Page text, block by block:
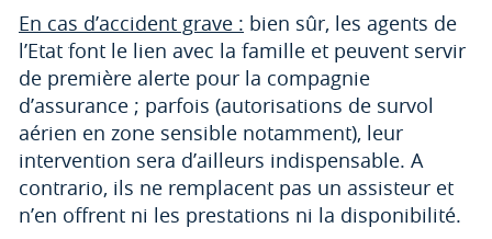
En cas d’accident grave : bien sûr, les agents de
l’Etat font le lien avec la famille et peuvent servir
de première alerte pour la compagnie
d’assurance ; parfois (autorisations de survol
aérien en zone sensible notamment), leur
intervention sera d’ailleurs indispensable. A
contrario, ils ne remplacent pas un assisteur et
n’en offrent ni les prestations ni la disponibilité.